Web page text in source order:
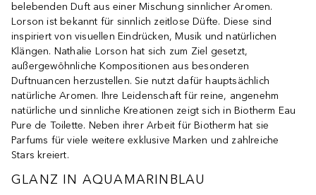
belebenden Duft aus einer Mischung sinnlicher Aromen.
Lorson ist bekannt für sinnlich zeitlose Düfte. Diese sind
inspiriert von visuellen Eindrücken, Musik und natürlichen
Klängen. Nathalie Lorson hat sich zum Ziel gesetzt,
außergewöhnliche Kompositionen aus besonderen
Duftnuancen herzustellen. Sie nutzt dafür hauptsächlich
natürliche Aromen. Ihre Leidenschaft für reine, angenehm
natürliche und sinnliche Kreationen zeigt sich in Biotherm Eau
Pure de Toilette. Neben ihrer Arbeit für Biotherm hat sie
Parfums für viele weitere exklusive Marken und zahlreiche
Stars kreiert.
GLANZ IN AQUAMARINBLAU